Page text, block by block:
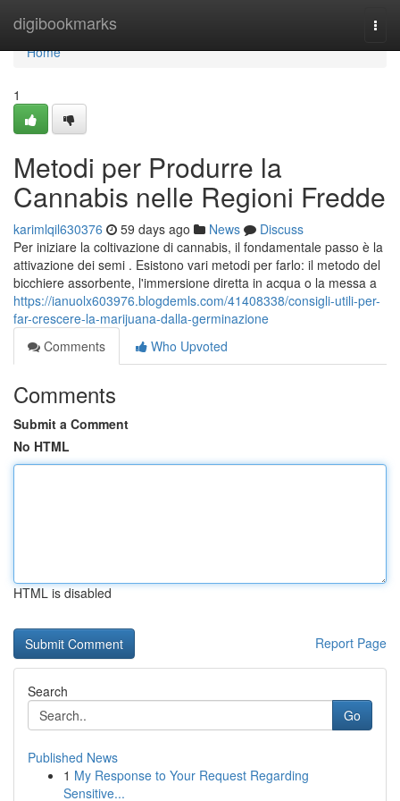
digibookmarks
Home
Home
1
Metodi per Produrre la
Cannabis nelle Regioni Fredde
karimlqil630376 59 days ago News
Discuss
Per iniziare la coltivazione di cannabis, il fondamentale passo è la
attivazione dei semi . Esistono vari metodi per farlo: il metodo del
bicchiere assorbente, l'immersione diretta in acqua o la messa a
https://ianuolx603976.blogdemls.com/41408338/consigli-utili-per-
far-crescere-la-marijuana-dalla-germinazione
Comments
Who Upvoted
Comments
Submit a Comment
No HTML
HTML is disabled
Report Page
Search
Go
Published News
1 My Response to Your Request Regarding
Sensitive...